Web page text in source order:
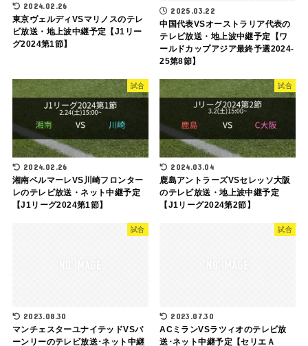
2024.02.26
東京ヴェルディVSマリノスのテレ
ビ放送・地上波中継予定【J1リー
グ2024第1節】
2025.03.22
中国代表VSオーストラリア代表の
テレビ放送・地上波中継予定【ワ
ールドカップアジア最終予選2024-
25第8節】
試合
2024.02.26
湘南ベルマーレVS川崎フロンター
レのテレビ放送・ネット中継予定
【J1リーグ2024第1節】
試合
2024.03.04
鹿島アントラーズVSセレッソ大阪
のテレビ放送・地上波中継予定
【J1リーグ2024第2節】
試合
2023.08.30
マンチェスターユナイテッドVSバ
ーンリーのテレビ放送･ネット中継
試合
2023.07.30
ACミランVSラツィオのテレビ放
送･ネット中継予定【セリエＡ